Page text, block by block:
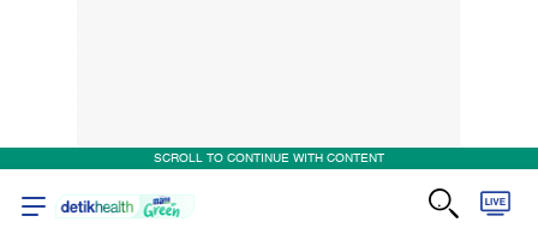
SCROLL TO CONTINUE WITH CONTENT